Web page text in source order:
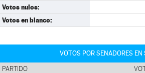
Votos nulos:
Votos en blanco:
VOTOS POR SENADORES EN
PARTIDO